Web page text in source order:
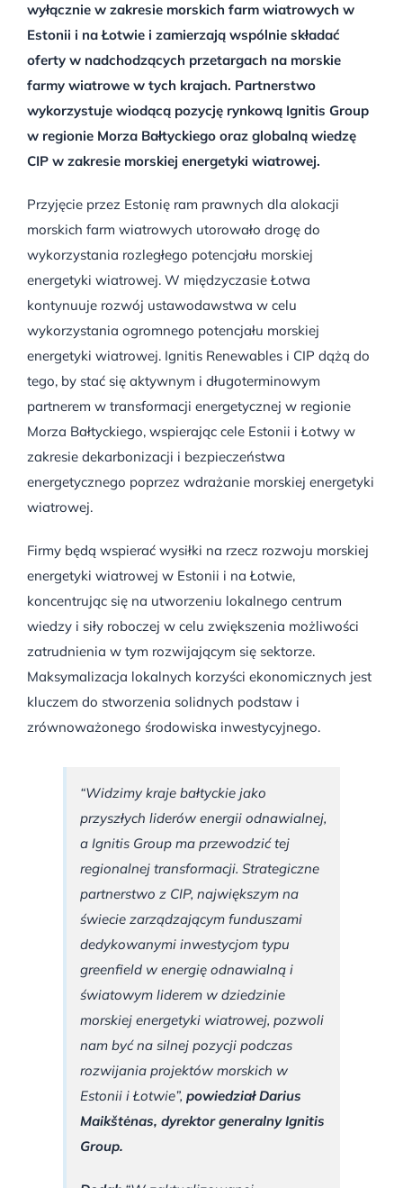
wyłącznie w zakresie morskich farm wiatrowych w
Estonii i na Łotwie i zamierzają wspólnie składać
oferty w nadchodzących przetargach na morskie
farmy wiatrowe w tych krajach. Partnerstwo
wykorzystuje wiodącą pozycję rynkową Ignitis Group
w regionie Morza Bałtyckiego oraz globalną wiedzę
CIP w zakresie morskiej energetyki wiatrowej.
Przyjęcie przez Estonię ram prawnych dla alokacji
morskich farm wiatrowych utorowało drogę do
wykorzystania rozległego potencjału morskiej
energetyki wiatrowej. W międzyczasie Łotwa
kontynuuje rozwój ustawodawstwa w celu
wykorzystania ogromnego potencjału morskiej
energetyki wiatrowej. Ignitis Renewables i CIP dążą do
tego, by stać się aktywnym i długoterminowym
partnerem w transformacji energetycznej w regionie
Morza Bałtyckiego, wspierając cele Estonii i Łotwy w
zakresie dekarbonizacji i bezpieczeństwa
energetycznego poprzez wdrażanie morskiej energetyki
wiatrowej.
Firmy będą wspierać wysiłki na rzecz rozwoju morskiej
energetyki wiatrowej w Estonii i na Łotwie,
koncentrując się na utworzeniu lokalnego centrum
wiedzy i siły roboczej w celu zwiększenia możliwości
zatrudnienia w tym rozwijającym się sektorze.
Maksymalizacja lokalnych korzyści ekonomicznych jest
kluczem do stworzenia solidnych podstaw i
zrównoważonego środowiska inwestycyjnego.
“Widzimy kraje bałtyckie jako
przyszłych liderów energii odnawialnej,
a Ignitis Group ma przewodzić tej
regionalnej transformacji. Strategiczne
partnerstwo z CIP, największym na
świecie zarządzającym funduszami
dedykowanymi inwestycjom typu
greenfield w energię odnawialną i
światowym liderem w dziedzinie
morskiej energetyki wiatrowej, pozwoli
nam być na silnej pozycji podczas
rozwijania projektów morskich w
Estonii i Łotwie”, powiedział Darius
Maikštėnas, dyrektor generalny Ignitis
Group.